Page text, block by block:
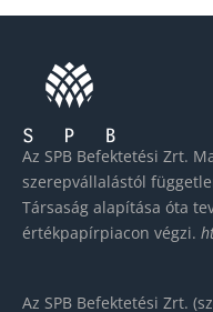
Az SPB Befektetési Zrt.
szerepvállalástól
Társaság alapítása óta
értékpapírpiacon végzi.
Az SPB Befektetési Zrt.